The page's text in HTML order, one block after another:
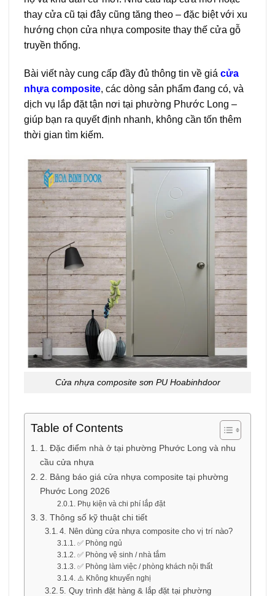
thay cửa cũ tại đây cũng tăng theo – đặc biệt với xu
hướng chọn cửa nhựa composite thay thế cửa gỗ
truyền thống.
Bài viết này cung cấp đầy đủ thông tin về giá cửa
nhựa composite, các dòng sản phẩm đang có, và
dịch vụ lắp đặt tận nơi tại phường Phước Long –
giúp bạn ra quyết định nhanh, không cần tốn thêm
thời gian tìm kiếm.
Cửa nhựa composite sơn PU Hoabinhdoor
Table of Contents
1. Đặc điểm nhà ở tại phường Phước Long và nhu
cầu cửa nhựa
2. Bảng báo giá cửa nhựa composite tại phường
Phước Long 2026
Phụ kiện và chi phí lắp đặt
3. Thông số kỹ thuật chi tiết
4. Nên dùng cửa nhựa composite cho vị trí nào?
✅ Phòng ngủ
✅ Phòng vệ sinh / nhà tắm
✅ Phòng làm việc / phòng khách nội thất
⚠️ Không khuyến nghị
5. Quy trình đặt hàng & lắp đặt tại phường